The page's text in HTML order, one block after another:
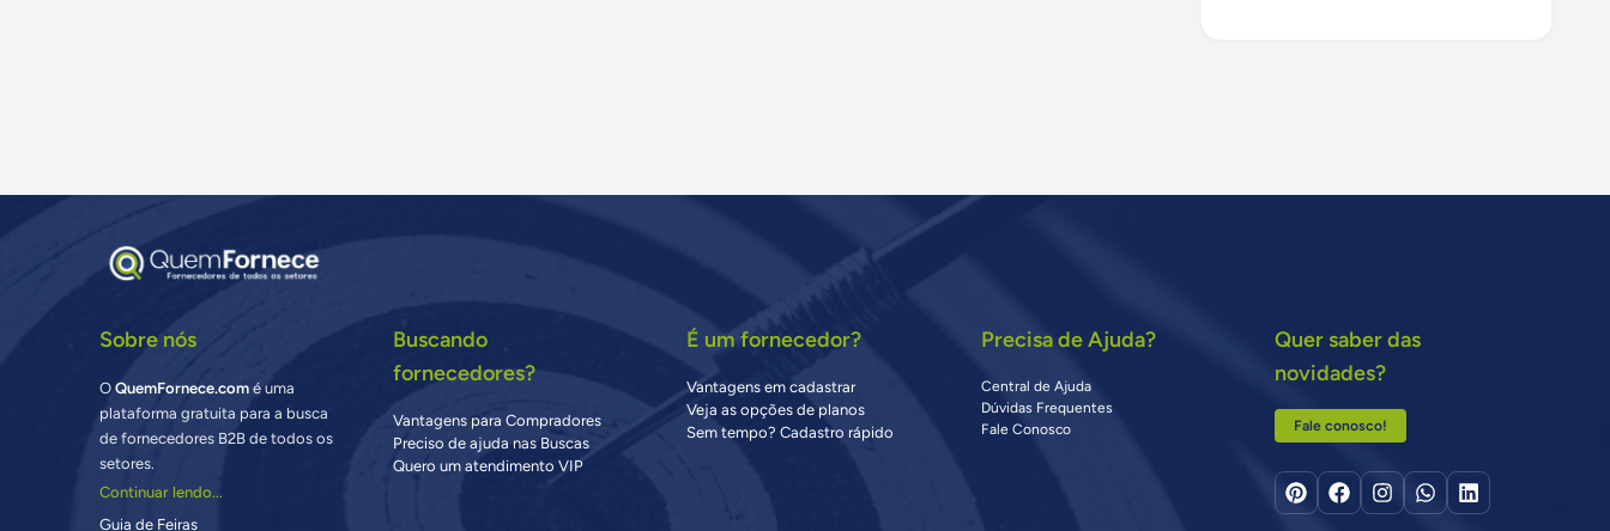
Sobre nós
OQuemFornece.com é uma
plataforma gratuita para a busca
de fornecedores B2B de todos os
setores.
Continuar lendo...
Guia de Feiras
Buscando
fornecedores?
Vantagens para Compradores
Preciso de ajuda nas Buscas
Quero um atendimento VIP
É um fornecedor?
Vantagens em cadastrar
Veja as opções de planos
Sem tempo? Cadastro rápido
Precisa de Ajuda?
Central de Ajuda
Dúvidas Frequentes
Fale Conosco
Quer saber das
novidades?
Fale conosco!